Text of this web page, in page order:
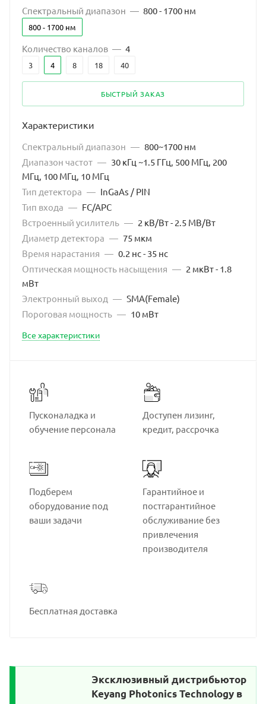
Спектральный диапазон — 800 - 1700 нм
800 - 1700 нм
Количество каналов — 4
3 4 8 18 40
БЫСТРЫЙ ЗАКАЗ
Характеристики
Спектральный диапазон — 800~1700 нм
Диапазон частот — 30 кГц ~1.5 ГГц, 500 МГц, 200
МГц, 100 МГц, 10 МГц
Тип детектора — InGaAs / PIN
Тип входа — FC/APC
Встроенный усилитель — 2 кВ/Вт - 2.5 МВ/Вт
Диаметр детектора — 75 мкм
Время нарастания — 0.2 нс - 35 нс
Оптическая мощность насыщения — 2 мкВт - 1.8
мВт
Электронный выход — SMA(Female)
Пороговая мощность — 10 мВт
Все характеристики
Пусконаладка и
обучение персонала
Доступен лизинг,
кредит, рассрочка
Подберем
оборудование под
ваши задачи
Гарантийное и
постгарантийное
обслуживание без
привлечения
производителя
Бесплатная доставка
Эксклюзивный дистрибьютор
Keyang Photonics Technology в